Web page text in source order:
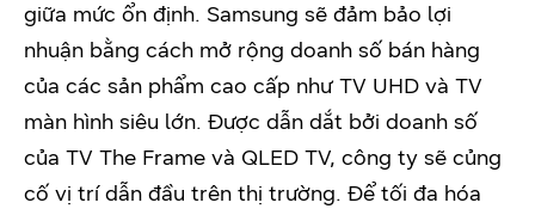
giữa mức ổn định. Samsung sẽ đảm bảo lợi
nhuận bằng cách mở rộng doanh số bán hàng
của các sản phẩm cao cấp như TV UHD và TV
màn hình siêu lớn. Được dẫn dắt bởi doanh số
của TV The Frame và QLED TV, công ty sẽ củng
cố vị trí dẫn đầu trên thị trường. Để tối đa hóa